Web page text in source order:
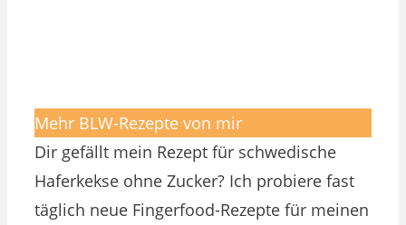
Mehr BLW-Rezepte von mir
Dir gefällt mein Rezept für schwedische
Haferkekse ohne Zucker? Ich probiere fast
täglich neue Fingerfood-Rezepte für meinen